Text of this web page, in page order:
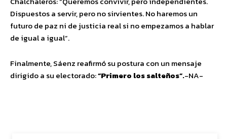
Dispuestos a servir, pero no sirvientes. No haremos un
futuro de paz ni de justicia real si no empezamos a hablar
de igual a igual”.
Finalmente, Sáenz reafirmó su postura con un mensaje
dirigido a su electorado:“Primero los salteños”.-NA-